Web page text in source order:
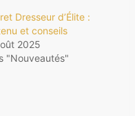
Dresseur d’Élite :
et conseils
2025
"Nouveautés"